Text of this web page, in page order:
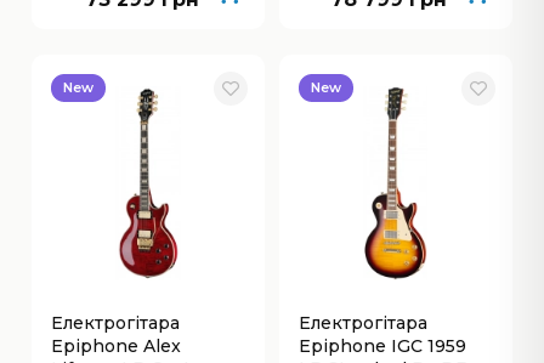
New
Електрогітара
Epiphone Alex
New
Електрогітара
Epiphone IGC 1959